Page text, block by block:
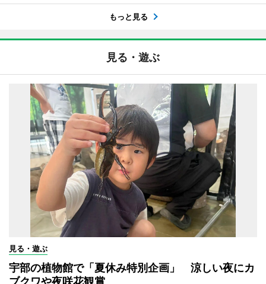
もっと見る
見る・遊ぶ
見る・遊ぶ
宇部の植物館で「夏休み特別企画」 涼しい夜にカ
ブクワや夜咲花観賞